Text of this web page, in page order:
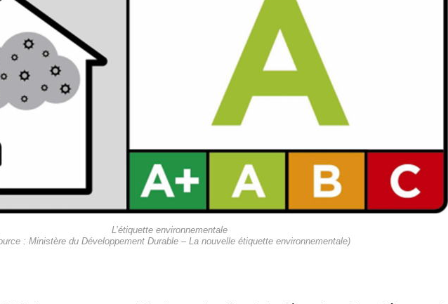
L’étiquette environnementale
: Ministère du Développement Durable – La nouvelle étiquette environnementale)